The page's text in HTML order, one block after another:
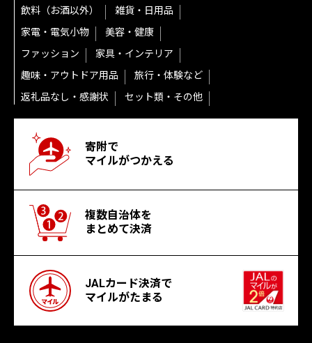
飲料（お酒以外）
雑貨・日用品
家電・電気小物
美容・健康
ファッション
家具・インテリア
趣味・アウトドア用品
旅行・体験など
返礼品なし・感謝状
セット類・その他
寄附で
マイルがつかえる
複数自治体を
まとめて決済
JALカード決済で
マイルがたまる